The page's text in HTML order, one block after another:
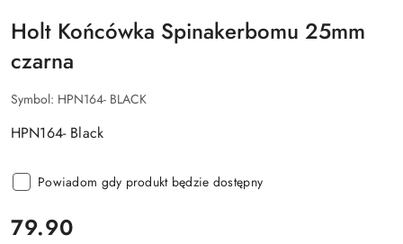
Holt Końcówka Spinakerbomu 25mm
czarna
Symbol: HPN164- BLACK
HPN164- Black
Powiadom gdy produkt będzie dostępny
cena:
79.90